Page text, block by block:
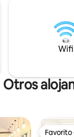
Wifi
Otros